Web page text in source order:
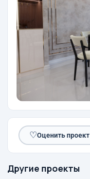
♡Оценить проект
Другие проекты